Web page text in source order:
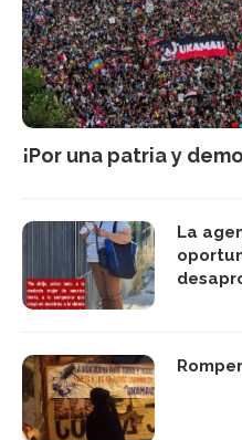
¡Por una patria y
La